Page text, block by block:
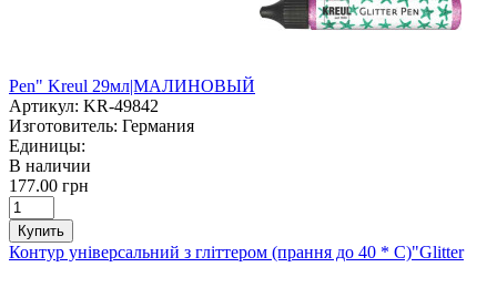
Pen" Kreul 29мл|МАЛИНОВЫЙ
Артикул: KR-49842
Изготовитель: Германия
Единицы:
В наличии
177.00 грн
Купить
Контур універсальний з гліттером (прання до 40 * С)"Glitter